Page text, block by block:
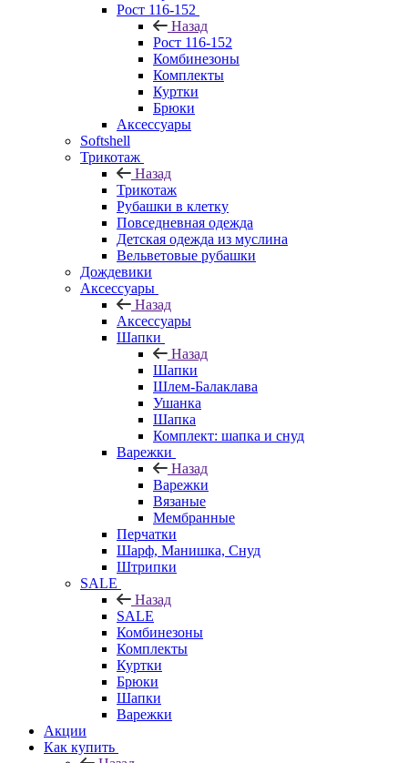
Рост 116-152
Назад
Рост 116-152
Комбинезоны
Комплекты
Куртки
Брюки
Аксессуары
Softshell
Трикотаж
Назад
Трикотаж
Рубашки в клетку
Повседневная одежда
Детская одежда из муслина
Вельветовые рубашки
Дождевики
Аксессуары
Назад
Аксессуары
Шапки
Назад
Шапки
Шлем-Балаклава
Ушанка
Шапка
Комплект: шапка и снуд
Варежки
Назад
Варежки
Вязаные
Мембранные
Перчатки
Шарф, Манишка, Снуд
Штрипки
SALE
Назад
SALE
Комбинезоны
Комплекты
Куртки
Брюки
Шапки
Варежки
Акции
Как купить